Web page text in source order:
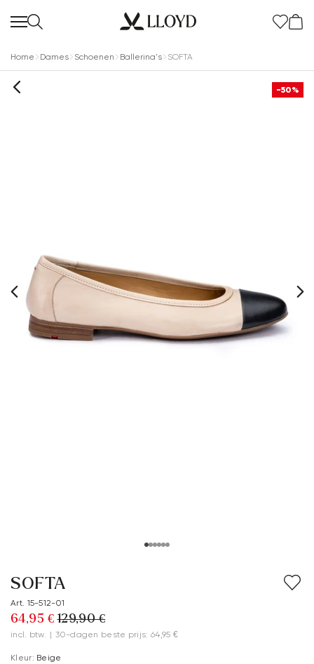
Home Dames Schoenen Ballerina's SOFTA
-50%
SOFTA
Art. 15-512-01
64,95 € 129,90 €
incl. btw. | 30-dagen beste prijs: 64,95 €
Kleur: Beige